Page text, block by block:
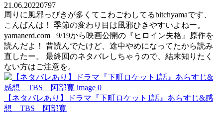
21.06.20220797
周りに風邪っぴきが多くてこわごわしてるbitchyamaです、
こんばんは！ 季節の変わり目は風邪ひきやすいよねー。
yamanerd.com 9/19から映画公開の『ヒロイン失格』原作を
読んだよ！ 昔読んでたけど、途中やめになってたから読み
直したー。 最終回のネタバレしちゃうので、結末知りたく
ない方はご注意を。
【ネタバレあり】ドラマ『下町ロケット1話』あらすじ&感
想 TBS 阿部寛